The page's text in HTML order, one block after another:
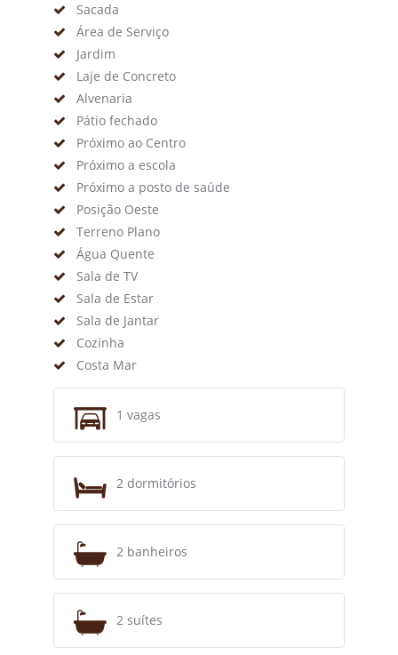
Sacada
Área de Serviço
Jardim
Laje de Concreto
Alvenaria
Pátio fechado
Próximo ao Centro
Próximo a escola
Próximo a posto de saúde
Posição Oeste
Terreno Plano
Água Quente
Sala de TV
Sala de Estar
Sala de Jantar
Cozinha
Costa Mar
1 vagas
2 dormitórios
2 banheiros
2 suítes